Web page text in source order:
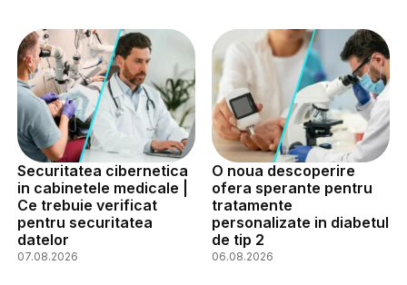
Securitatea cibernetica
in cabinetele medicale |
Ce trebuie verificat
pentru securitatea
datelor
07.08.2026
O noua descoperire
ofera sperante pentru
tratamente
personalizate in diabetul
de tip 2
06.08.2026